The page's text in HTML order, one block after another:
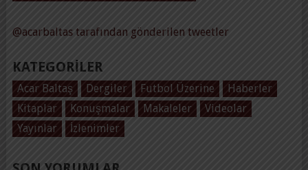
@acarbaltas tarafından gönderilen tweetler
KATEGORILER
Acar Baltaş Dergiler Futbol Üzerine
Haberler
Kitaplar
Konuşmalar Makaleler
Videolar
Yayınlar
İzlenimler